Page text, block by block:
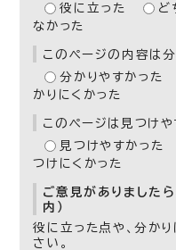
役に立った
ど
なかった
このページの内容は分
分かりやすかった
かりにくかった
このページは見つけや
見つけやすかった
つけにくかった
ご意見がありました
内）
役に立った点や、分か
さい。